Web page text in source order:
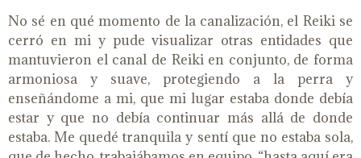
No sé en qué momento de la canalización, el Reiki se
cerró en mi y pude visualizar otras entidades que
mantuvieron el canal de Reiki en conjunto, de forma
armoniosa y suave, protegiendo a la perra y
enseñándome a mi, que mi lugar estaba donde debía
estar y que no debía continuar más allá de donde
estaba. Me quedé tranquila y sentí que no estaba sola,